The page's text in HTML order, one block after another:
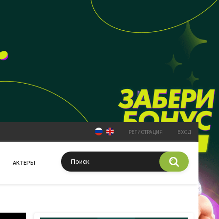
РЕГИСТРАЦИЯ ВХОД
АКТЕРЫ